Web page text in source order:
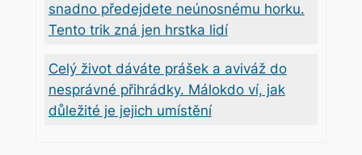
snadno předejdete neúnosnému horku.
Tento trik zná jen hrstka lidí
Celý život dáváte prášek a aviváž do
nesprávné přihrádky. Málokdo ví, jak
důležité je jejich umístění